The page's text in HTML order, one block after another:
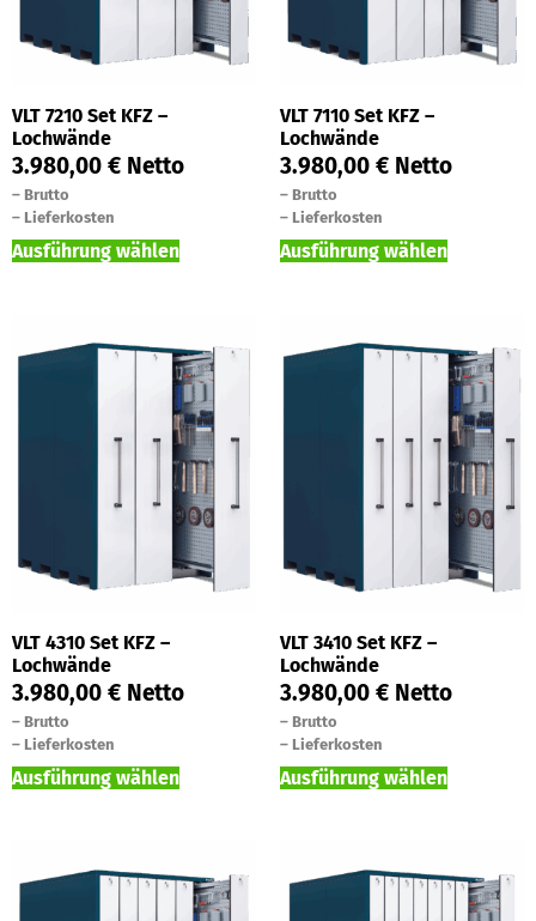
VLT 7210 Set KFZ –
Lochwände
3.980,00 € Netto
– Brutto
– Lieferkosten
Ausführung wählen
VLT 7110 Set KFZ –
Lochwände
3.980,00 € Netto
– Brutto
– Lieferkosten
Ausführung wählen
VLT 4310 Set KFZ –
Lochwände
3.980,00 € Netto
– Brutto
– Lieferkosten
Ausführung wählen
VLT 3410 Set KFZ –
Lochwände
3.980,00 € Netto
– Brutto
– Lieferkosten
Ausführung wählen